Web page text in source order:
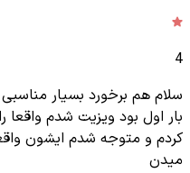
4
سلام هم برخورد بسیار
بار اول بود ویزیت شدم
کردم و متوجه شدم ایشون
میدن